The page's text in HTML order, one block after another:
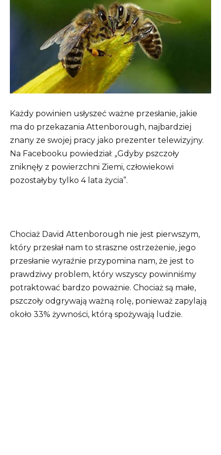
Każdy powinien usłyszeć ważne przesłanie, jakie
ma do przekazania Attenborough, najbardziej
znany ze swojej pracy jako prezenter telewizyjny.
Na Facebooku powiedział: „Gdyby pszczoły
zniknęły z powierzchni Ziemi, człowiekowi
pozostałyby tylko 4 lata życia”.
Chociaż David Attenborough nie jest pierwszym,
który przesłał nam to straszne ostrzeżenie, jego
przesłanie wyraźnie przypomina nam, że jest to
prawdziwy problem, który wszyscy powinniśmy
potraktować bardzo poważnie. Chociaż są małe,
pszczoły odgrywają ważną rolę, ponieważ zapylają
około 33% żywności, którą spożywają ludzie.